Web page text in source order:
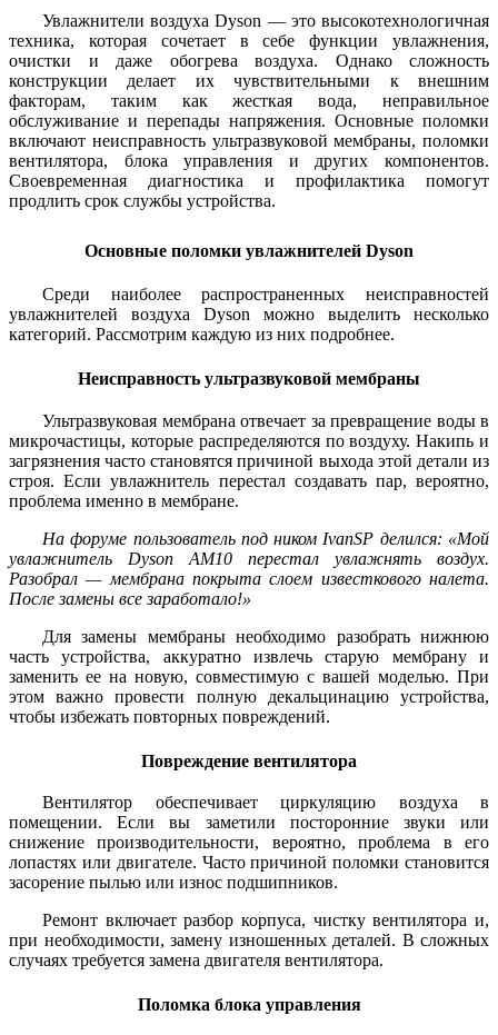
Увлажнители воздуха Dyson — это высокотехнологичная
техника, которая сочетает в себе функции увлажнения,
очистки и даже обогрева воздуха. Однако сложность
конструкции делает их чувствительными к внешним
факторам, таким как жесткая вода, неправильное
обслуживание и перепады напряжения. Основные поломки
включают неисправность ультразвуковой мембраны, поломки
вентилятора, блока управления и других компонентов.
Своевременная диагностика и профилактика помогут
продлить срок службы устройства.
Основные поломки увлажнителей Dyson
Среди наиболее распространенных неисправностей
увлажнителей воздуха Dyson можно выделить несколько
категорий. Рассмотрим каждую из них подробнее.
Неисправность ультразвуковой мембраны
Ультразвуковая мембрана отвечает за превращение воды в
микрочастицы, которые распределяются по воздуху. Накипь и
загрязнения часто становятся причиной выхода этой детали из
строя. Если увлажнитель перестал создавать пар, вероятно,
проблема именно в мембране.
На форуме пользователь под ником IvanSP делился: «Мой
увлажнитель Dyson AM10 перестал увлажнять воздух.
Разобрал — мембрана покрыта слоем известкового налета.
После замены все заработало!»
Для замены мембраны необходимо разобрать нижнюю
часть устройства, аккуратно извлечь старую мембрану и
заменить ее на новую, совместимую с вашей моделью. При
этом важно провести полную декальцинацию устройства,
чтобы избежать повторных повреждений.
Повреждение вентилятора
Вентилятор обеспечивает циркуляцию воздуха в
помещении. Если вы заметили посторонние звуки или
снижение производительности, вероятно, проблема в его
лопастях или двигателе. Часто причиной поломки становится
засорение пылью или износ подшипников.
Ремонт включает разбор корпуса, чистку вентилятора и,
при необходимости, замену изношенных деталей. В сложных
случаях требуется замена двигателя вентилятора.
Поломка блока управления